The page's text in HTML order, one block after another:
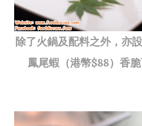
除了火鍋及配料之外，亦
鳳尾蝦（港幣$88）香